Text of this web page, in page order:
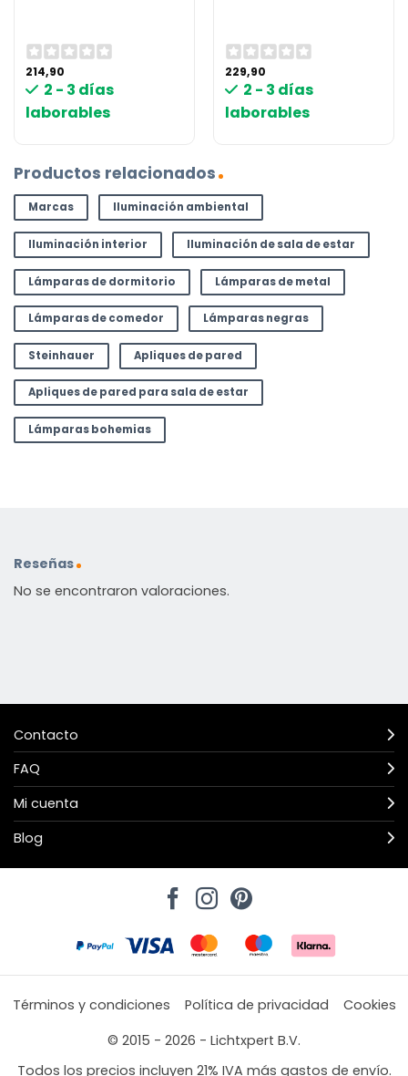
214,90
2 - 3 días
laborables
229,90
2 - 3 días
laborables
Productos relacionados
Marcas Iluminación ambiental
Iluminación interior Iluminación de sala de estar
Lámparas de dormitorio Lámparas de metal
Lámparas de comedor Lámparas negras
Steinhauer Apliques de pared
Apliques de pared para sala de estar
Lámparas bohemias
Reseñas
No se encontraron valoraciones.
Contacto
FAQ
Mi cuenta
Blog
Términos y condiciones Política de privacidad
Cookies
© 2015 - 2026 - Lichtxpert B.V.
Todos los precios incluyen 21% IVA más gastos de envío.